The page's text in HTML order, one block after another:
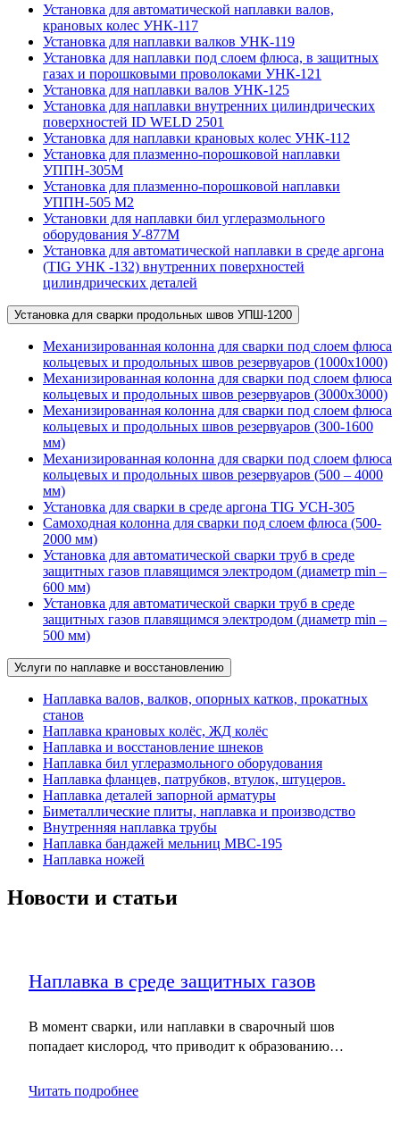
Установка для автоматической наплавки валов,
крановых колес УНК-117
Установка для наплавки валков УНК-119
Установка для наплавки под слоем флюса, в защитных
газах и порошковыми проволоками УНК-121
Установка для наплавки валов УНК-125
Установка для наплавки внутренних цилиндрических
поверхностей ID WELD 2501
Установка для наплавки крановых колес УНК-112
Установка для плазменно-порошковой наплавки
УППН-305М
Установка для плазменно-порошковой наплавки
УППН-505 М2
Установки для наплавки бил углеразмольного
оборудования У-877М
Установка для автоматической наплавки в среде аргона
(TIG УНК -132) внутренних поверхностей
цилиндрических деталей
Установка для сварки продольных швов УПШ-1200
Механизированная колонна для сварки под слоем флюса
кольцевых и продольных швов резервуаров (1000х1000)
Механизированная колонна для сварки под слоем флюса
кольцевых и продольных швов резервуаров (3000х3000)
Механизированная колонна для сварки под слоем флюса
кольцевых и продольных швов резервуаров (300-1600
мм)
Механизированная колонна для сварки под слоем флюса
кольцевых и продольных швов резервуаров (500 – 4000
мм)
Установка для сварки в среде аргона TIG УСН-305
Самоходная колонна для сварки под слоем флюса (500-
2000 мм)
Установка для автоматической сварки труб в среде
защитных газов плавящимся электродом (диаметр min –
600 мм)
Установка для автоматической сварки труб в среде
защитных газов плавящимся электродом (диаметр min –
500 мм)
Услуги по наплавке и восстановлению
Наплавка валов, валков, опорных катков, прокатных
станов
Наплавка крановых колёс, ЖД колёс
Наплавка и восстановление шнеков
Наплавка бил углеразмольного оборудования
Наплавка фланцев, патрубков, втулок, штуцеров.
Наплавка деталей запорной арматуры
Биметаллические плиты, наплавка и производство
Внутренняя наплавка трубы
Наплавка бандажей мельниц МВС-195
Наплавка ножей
Новости и статьи
Наплавка в среде защитных газов
В момент сварки, или наплавки в сварочный шов
попадает кислород, что приводит к образованию…
Читать подробнее